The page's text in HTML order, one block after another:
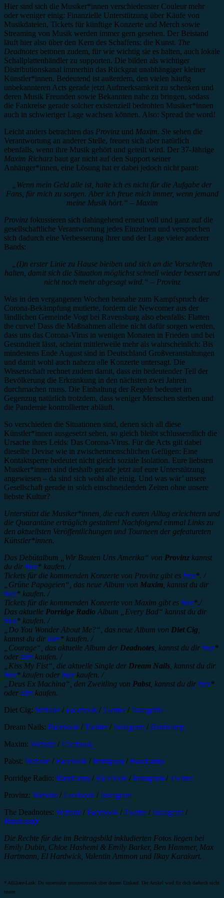
Hier sind sich die Musiker*innen verschiedenster Couleur mehr
oder weniger einig: Finanzielle Unterstützung über Käufe von
Musikdateien, Tickets für künftige Konzerte und Merch sowie
Streaming von Musik werden immer gern gesehen. Der Beistand
läuft hier also über den Kern des Schaffens: die Kunst. The
Deadnotes betonen zudem, für wie wichtig sie es halten, auch lokale
Schallplattenhändler zu supporten. Die bilden als wichtiger
Distributionskanal immerhin das Rückgrat unabhängiger kleiner
Künstler*innen. Bedeutend ist außerdem, den vielen häufig
unbekannteren Acts gerade jetzt Aufmerksamkeit zu schenken und
deren Musik Freunden sowie Bekannten nahe zu bringen, sodass
die Fankreise gerade solcher existenziell bedrohten Musiker*innen
auch in schwieriger Lage wachsen können. Also: Spread the word!
Leicht anders betrachten das Provinz und Maxim. Sie sehen die
Verantwortung an anderer Stelle, freuen sich aber natürlich
ebenfalls, wenn ihre Musik gehört und geteilt wird. Der 37-Jährige
Maxim Richarz baut gar nicht auf den Support seiner
Anhänger*innen, eine Lösung hat er dabei jedoch nicht parat:
„Wenn mein Geld alle ist, halte ich es nicht für die Aufgabe der
Fans, für mich zu sorgen. Aber ich freue mich immer, wenn jemand
meine Musik hört.“ – Maxim
Provinz fokussieren sich dahingehend erneut voll und ganz auf die
gesellschaftliche Verantwortung jedes Einzelnen und versprechen
sich dadurch eine Verbesserung ihrer und der Lage vieler anderer
Bands:
„(I)n erster Linie zu Hause bleiben und sich an die Vorschriften
halten, damit sich die Situation möglichst schnell wieder bessert und
nicht noch mehr abgesagt wird.“ – Provinz
Was in den vergangenen Wochen beinahe zum Kampfspruch der
Corona-Bekämpfung mutierte, fordern die Newcomer aus der
ländlichen Gemeinde Vogt bei Ravensburg also ebenfalls: Flatten
the curve! Dass die Maßnahmen alleine nicht dafür sorgen werden,
dass uns das Corona-Virus in wenigen Monaten in Frieden und bei
Gesundheit lässt, scheint mittlerweile mehr als wahrscheinlich: Bis
mindestens Ende August sind in Deutschland Großveranstaltungen
und damit wohl auch nahezu alle Konzerte untersagt. Die
Wissenschaft rechnet zudem damit, dass ein bedeutender Teil der
Bevölkerung die Erkrankung in den nächsten zwei Jahren
durchmachen muss. Die Einhaltung der Regeln bedeutet im
Gegenzug natürlich trotzdem, dass weniger Menschen sterben und
die Pandemie kontrollierter abläuft.
So verschieden die Situationen sind, denen sich all diese
Künstler*innen ausgesetzt sehen, so gleich bleibt schlussendlich die
Ursache ihres Leids: Das Corona-Virus. Für die Acts gilt dabei
dieselbe Devise wie in zwischenmenschlichen Gefügen: Eine
Kontaktsperre bedeutet nicht gleich soziale Isolation. Eure liebsten
Musiker*innen sind deshalb gerade jetzt auf eure Unterstützung
angewiesen – da sind sich wohl alle einig. Und was wär’ unsere
Gesellschaft gerade in solch einschneidenden Zeiten ohne unsere
liebste Kultur?
Unterstützt die Musiker*innen, die euch euren Alltag erleichtern und
die Quarantäne erträglich gestalten! Nachfolgend einmal Links zu
den aktuellsten Veröffentlichungen und Tourneen der gefeatureten
Künstler*innen.
Das Debütalbum
Wir Bauten Uns Amerika“ von Provinz kannst
du dir hier* kaufen. /
Tickets für die kommenden Konzerte von Provinz gibt es hier*. /
Grüne Papageien“, das neue Album von Maxim , kannst du dir
hier* kaufen. /
Tickets für die kommenden Konzerte von Maxim gibt es hier*./
Das aktuelle Porridge Radio Album
Every Bad“ kannst du dir
hier* kaufen. /
Do You Wonder About Me?“, das neue Album von Diet Cig
kannst du dir hier* kaufen. /
Courage“, das aktuelle Album der Deadnotes , kannst du dir hier*
oder hierkaufen. /
Kiss My Fist“, die aktuelle Single der Dream Nails , kannst du dir
hier* kaufen oder hierkaufen. /
Deus Ex Machina“, den Zweitling von Pabst, kannst du dir hier*
oder hierkaufen.
Diet Cig: Website / Facebook / Twitter/ Instagram
Dream Nails: Facebook / Twitter/ Instagram / Bandcamp
Maxim: Website / Facebook
Pabst: Website / Facebook / Instagram / Bandcamp
Porridge Radio: Bandcamp / Facebook / Instagram / Twitter
Provinz: Website / Facebook / Instagram
The Deadnotes: Website / Facebook / Twitter/ Instagram /
Bandcamp
Die Rechte für die im Beitragsbild inkludierten Fotos liegen bei
Emily Dubin, Chloe Hashemi & Emily Barker, Ben Hammer, Max
Hartmann, El Hardwick, Valentin Ammon und Ilkay Karakurt.
* Affiliate-Link: Du unterstützt minutenmusik über deinen Einkauf. Der Artikel wird für dich dadurch nicht
teurer.